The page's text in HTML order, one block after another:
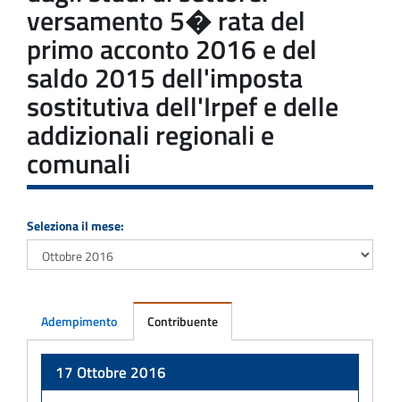
versamento 5� rata del
primo acconto 2016 e del
saldo 2015 dell'imposta
sostitutiva dell'Irpef e delle
addizionali regionali e
comunali
Seleziona il mese:
Adempimento Contribuente
17 Ottobre 2016